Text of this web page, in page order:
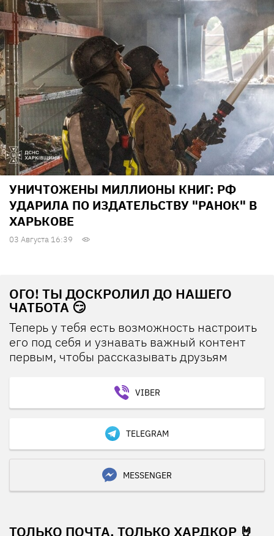
УНИЧТОЖЕНЫ МИЛЛИОНЫ КНИГ: РФ
УДАРИЛА ПО ИЗДАТЕЛЬСТВУ "РАНОК" В
ХАРЬКОВЕ
03 Августа 16:39
ОГО! ТЫ ДОСКРОЛИЛ ДО НАШЕГО
ЧАТБОТА 😏
Теперь у тебя есть возможность настроить
его под себя и узнавать важный контент
первым, чтобы рассказывать друзьям
VIBER
TELEGRAM
MESSENGER
ТОЛЬКО ПОЧТА, ТОЛЬКО ХАРДКОР 🤘